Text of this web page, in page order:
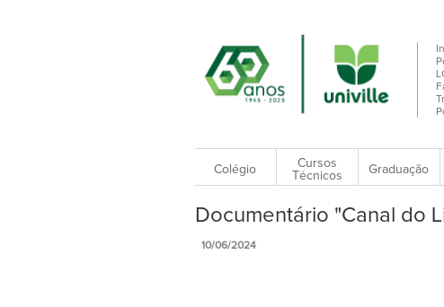
Colégio
Cursos
Técnicos
Graduação
Documentário "Canal do
10/06/2024